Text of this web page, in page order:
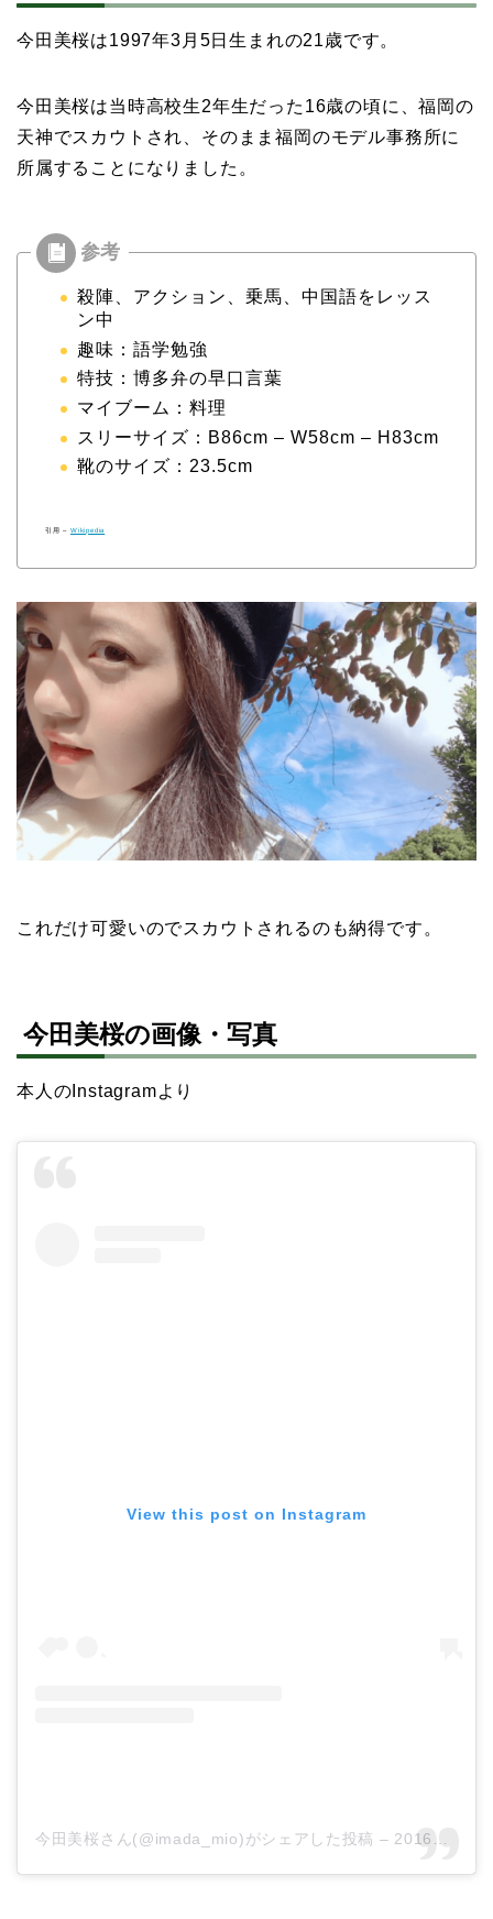
今田美桜は1997年3月5日生まれの21歳です。
今田美桜は当時高校生2年生だった16歳の頃に、福岡の
天神でスカウトされ、そのまま福岡のモデル事務所に
所属することになりました。
殺陣、アクション、乗馬、中国語をレッス
ン中
趣味：語学勉強
特技：博多弁の早口言葉
マイブーム：料理
スリーサイズ：B86cm – W58cm – H83cm
靴のサイズ：23.5cm
引用 – Wikipedia
これだけ可愛いのでスカウトされるのも納得です。
今田美桜の画像・写真
本人のInstagramより
View this post on Instagram
今田美桜さん(@imada_mio)がシェアした投稿 – 2016年 8月月6日午後6時09分PDT